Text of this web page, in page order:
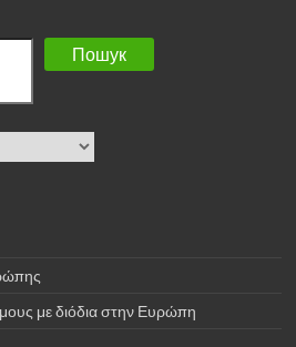
Пошук
με διόδια στην Ευρώπη